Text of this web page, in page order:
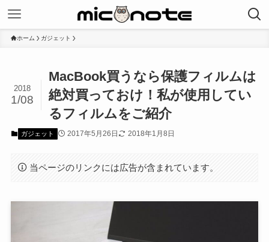
ホーム ガジェット
MacBook買うなら保護フィルムは
絶対買っておけ！私が使用してい
るフィルムをご紹介
2018
1/08
ガジェット 2017年5月26日 2018年1月8日
当ページのリンクには広告が含まれています。